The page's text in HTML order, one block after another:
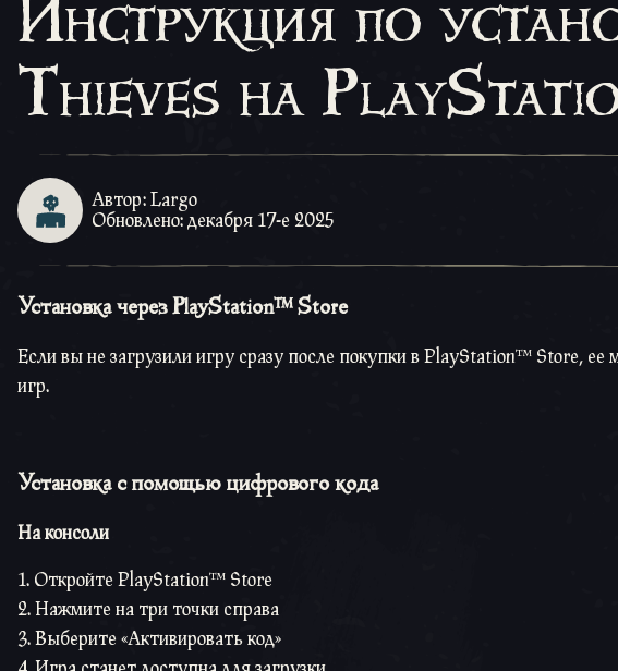
Инструкция по
Thieves на
Автор: Largo
Обновлено: декабря 17-е 2025
Установка через PlayStation™ Store
Если вы не загрузили игру сразу после покупки в PlayStation™ Store, ее
игр.
Установка с помощью цифрового кода
На консоли
Откройте PlayStation™ Store
Нажмите на три точки справа
Выберите «Активировать код»